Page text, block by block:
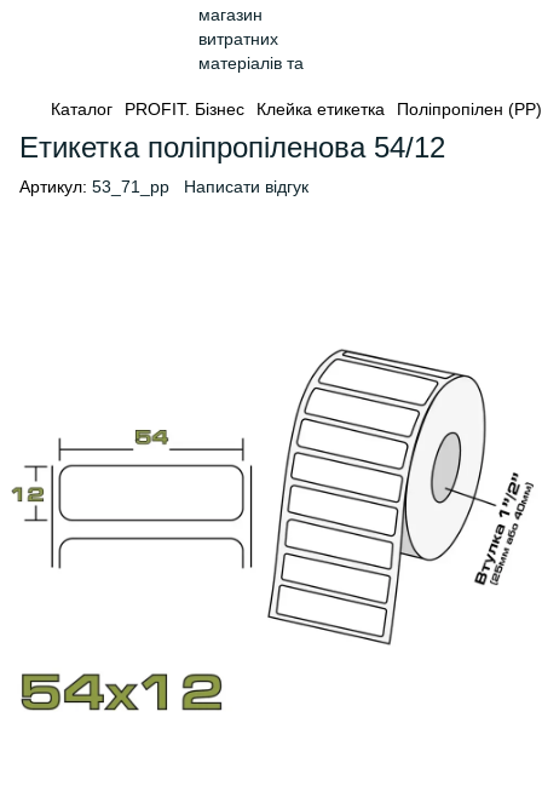
Каталог PROFIT. Бізнес Клейка етикетка Поліпропілен (PP)
Етикетка поліпропіленова 54/12
Артикул: 53_71_pp Написати відгук